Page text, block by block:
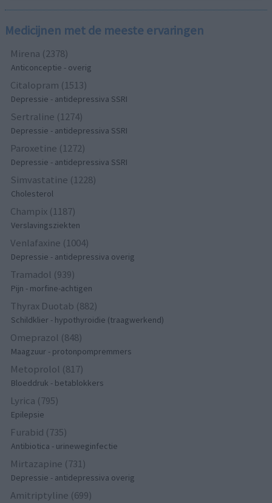
Medicijnen met de meeste ervaringen
Mirena (2378)
Anticonceptie - overig
Citalopram (1513)
Depressie - antidepressiva SSRI
Sertraline (1274)
Depressie - antidepressiva SSRI
Paroxetine (1272)
Depressie - antidepressiva SSRI
Simvastatine (1228)
Cholesterol
Champix (1187)
Verslavingsziekten
Venlafaxine (1004)
Depressie - antidepressiva overig
Tramadol (939)
Pijn - morfine-achtigen
Thyrax Duotab (882)
Schildklier - hypothyroidie (traagwerkend)
Omeprazol (848)
Maagzuur - protonpompremmers
Metoprolol (817)
Bloeddruk - betablokkers
Lyrica (795)
Epilepsie
Furabid (735)
Antibiotica - urineweginfectie
Mirtazapine (731)
Depressie - antidepressiva overig
Amitriptyline (699)